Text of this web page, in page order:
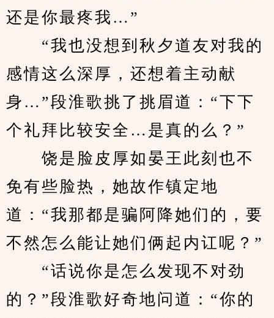
还是你最疼我…”
“我也没想到秋夕道友对我的
感情这么深厚，还想着主动献
身…”段淮歌挑了挑眉道：“下下
个礼拜比较安全…是真的么？”
饶是脸皮厚如晏王此刻也不
免有些脸热，她故作镇定地
道：“我那都是骗阿降她们的，要
不然怎么能让她们俩起内讧呢？”
“话说你是怎么发现不对劲
的？”段淮歌好奇地问道：“你的